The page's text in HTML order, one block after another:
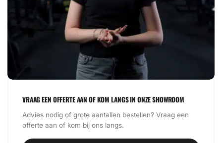
VRAAG EEN OFFERTE AAN OF KOM LANGS IN ONZE SHOWROOM
Advies nodig of grote aantallen bestellen? Vraag een
offerte aan of kom bij ons langs.